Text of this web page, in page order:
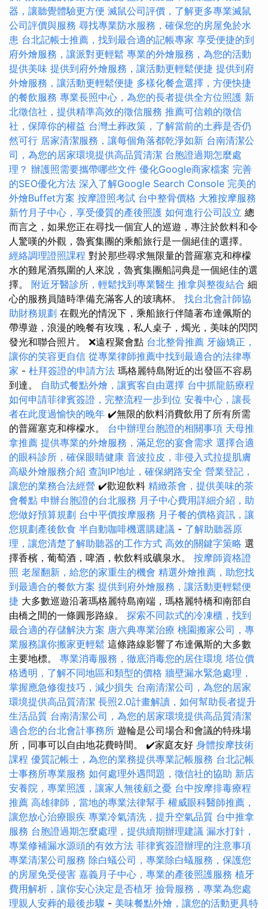
器，讓聽覺體驗更方便 滅鼠公司評價，了解更多專業滅鼠
公司評價與服務 尋找專業防水服務，確保您的房屋免於水
患 台北記帳士推薦，找到最合適的記帳專家 享受便捷的到
府外燴服務，讓派對更輕鬆 專業的外燴服務，為您的活動
提供美味 提供到府外燴服務，讓活動更輕鬆便捷 提供到府
外燴服務，讓活動更輕鬆便捷 多樣化餐盒選擇，方便快捷
的餐飲服務 專業長照中心，為您的長者提供全方位照護 新
北徵信社，提供精準高效的徵信服務 推薦可信賴的徵信
社，保障你的權益 台灣土葬政策，了解當前的土葬是否仍
然可行 居家清潔服務，讓每個角落都乾淨如新 台南清潔公
司，為您的居家環境提供高品質清潔 台胞證過期怎麼處
理？ 辦護照需要攜帶哪些文件 優化Google商家檔案 完善
的SEO優化方法 深入了解Google Search Console 完美的
外燴Buffet方案 按摩證照考試 台中整骨價格 大雅按摩服務
新竹月子中心，享受優質的產後照護 如何進行公司設立 總
而言之，如果您正在尋找一個宜人的巡遊，專注於飲料和令
人驚嘆的外觀，魯賓集團的乘船旅行是一個絕佳的選擇。
經絡調理證照課程 對於那些尋求無限量的普羅塞克和檸檬
水的雞尾酒氛圍的人來說，魯賓集團船詞典是一個絕佳的選
擇。 附近牙醫診所，輕鬆找到專業醫生 推拿與整復結合 細
心的服務員隨時準備充滿客人的玻璃杯。 找台北會計師協
助財務規劃 在觀光的情況下，乘船旅行伴隨著布達佩斯的
帶導遊，浪漫的晚餐有玫瑰，私人桌子，燭光，美味的閃閃
發光和聯合照片。 ❌遠程聚會點 台北整骨推薦 牙齒矯正，
讓你的笑容更自信 從專業律師推薦中找到最適合的法律專
家 - 杜拜簽證的申請方法 瑪格麗特島附近的出發區不容易
到達。 自助式餐點外燴，讓賓客自由選擇 台中抓龍筋療程
如何申請菲律賓簽證，完整流程一步到位 安養中心，讓長
者在此度過愉快的晚年 ✔️無限的飲料消費飲用了所有所需
的普羅塞克和檸檬水。 台中辦理台胞證的相關事項 天母推
拿推薦 提供專業的外燴服務，滿足您的宴會需求 選擇合適
的眼科診所，確保眼睛健康 音波拉皮，非侵入式拉提肌膚
高級外燴服務介紹 查詢IP地址，確保網路安全 營業登記，
讓您的業務合法經營 ✔️歡迎飲料 精緻茶會，提供美味的茶
會餐點 申辦台胞證的台北服務 月子中心費用詳細介紹，助
您做好預算規劃 台中平價按摩服務 月子餐的價格資訊，讓
您規劃產後飲食 半自動咖啡機選購建議 - 了解助聽器原
理，讓您清楚了解助聽器的工作方式 高效的關鍵字策略 選
擇香檳，葡萄酒，啤酒，軟飲料或礦泉水。 按摩師資格證
照 老屋翻新，給您的家重生的機會 精選外燴推薦，助您找
到最適合的餐飲方案 提供到府外燴服務，讓活動更輕鬆便
捷 大多數巡遊沿著瑪格麗特島南端，瑪格麗特橋和南部自
由橋之間的一條圓形路線。 探索不同款式的冷凍櫃，找到
最合適的存儲解決方案 唐六典專業治療 桃園搬家公司，專
業服務讓你搬家更輕鬆 這條路線影響了布達佩斯的大多數
主要地標。 專業消毒服務，徹底消毒您的居住環境 塔位價
格透明，了解不同地區和類型的價格 牆壁漏水緊急處理，
掌握應急修復技巧，減少損失 台南清潔公司，為您的居家
環境提供高品質清潔 長照2.0計畫解讀，如何幫助長者提升
生活品質 台南清潔公司，為您的居家環境提供高品質清潔
適合您的台北會計事務所 遊輪是公司場合和會議的特殊場
所，同事可以自由地花費時間。 ✔️家庭友好 身體按摩技術
課程 優質記帳士，為您的業務提供專業記帳服務 台北記帳
士事務所專業服務 如何處理外遇問題，徵信社的協助 新店
安養院，專業照護，讓家人無後顧之憂 台中按摩排毒療程
推薦 高雄律師，當地的專業法律幫手 權威眼科醫師推薦，
讓您放心治療眼疾 專業冷氣清洗，提升空氣品質 台中推拿
服務 台胞證過期怎麼處理，提供續期辦理建議 漏水打針，
專業修補漏水源頭的有效方法 菲律賓簽證辦理的注意事項
專業清潔公司服務 除白蟻公司，專業除白蟻服務，保護您
的房屋免受侵害 嘉義月子中心，專業的產後照護服務 植牙
費用解析，讓你安心決定是否植牙 撿骨服務，專業為您處
理親人安葬的最後步驟 - 美味餐點外燴，讓您的活動更具特